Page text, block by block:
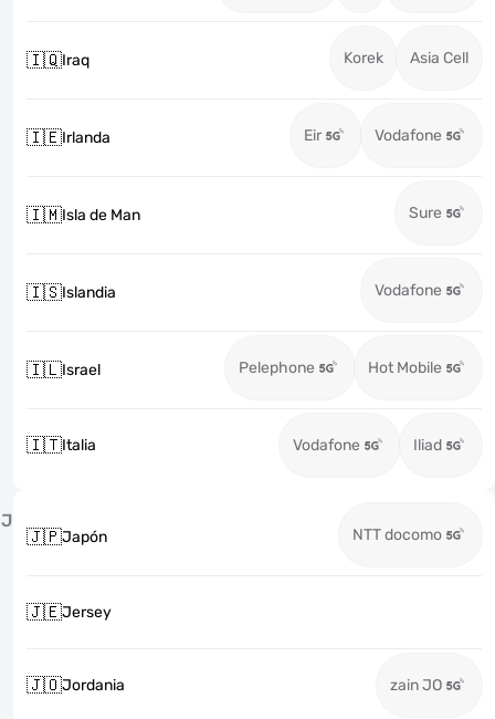
🇮🇶Iraq Korek Asia Cell
🇮🇪Irlanda Eir Vodafone
🇮🇲Isla de Man Sure
🇮🇸Islandia Vodafone
🇮🇱Israel Pelephone Hot Mobile
🇮🇹Italia Vodafone Iliad
J
🇯🇵Japón NTT docomo
🇯🇪Jersey
🇯🇴Jordania zain JO